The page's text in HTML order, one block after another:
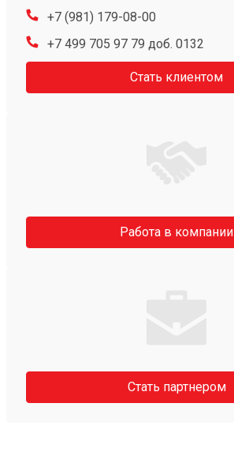
+7 (981) 179-08-00
+7 499 705 97 79 доб. 0132
Стать клиентом
Работа в компании
Стать партнером